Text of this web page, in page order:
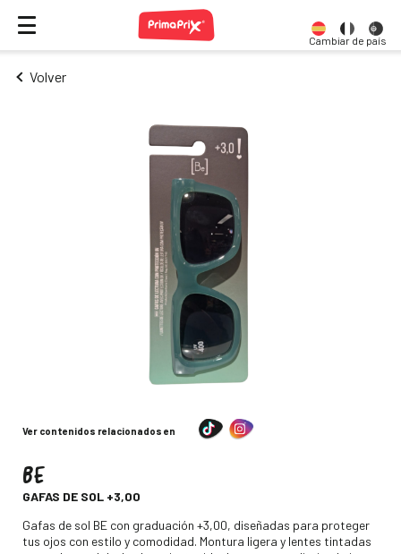
Cambiar de país
Volver
Ver contenidos relacionados en
BE
GAFAS DE SOL +3,00
Descripción
Gafas de sol BE con graduación +3,00, diseñadas para proteger
tus ojos con estilo y comodidad. Montura ligera y lentes tintadas